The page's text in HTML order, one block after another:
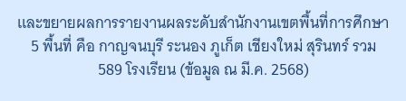
และขยายผลการรายงานผลระดับสำนักงานเขตพื้นที่การศึกษา
5 พื้นที่ คือ กาญจนบุรี ระนอง ภูเก็ต เชียงใหม่ สุรินทร์ รวม
589 โรงเรียน (ข้อมูล ณ มี.ค. 2568)